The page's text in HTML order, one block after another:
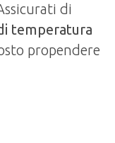
di
temperatura
propendere